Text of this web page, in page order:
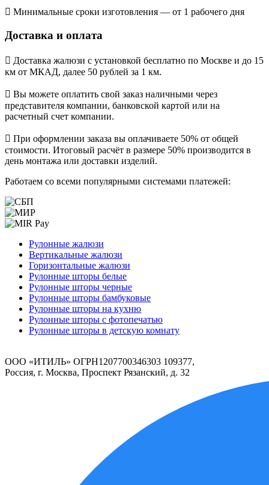
Минимальные сроки изготовления — от 1 рабочего дня
Доставка и оплата
Доставка жалюзи с установкой бесплатно по Москве и до 15
км от МКАД, далее 50 рублей за 1 км.
Вы можете оплатить свой заказ наличными через
представителя компании, банковской картой или на
расчетный счет компании.
При оформлении заказа вы оплачиваете 50% от общей
стоимости. Итоговый расчёт в размере 50% производится в
день монтажа или доставки изделий.
Работаем со всеми популярными системами платежей:
Рулонные жалюзи
Вертикальные жалюзи
Горизонтальные жалюзи
Рулонные шторы белые
Рулонные шторы черные
Рулонные шторы бамбуковые
Рулонные шторы на кухню
Рулонные шторы с фотопечатью
Рулонные шторы в детскую комнату
ООО «ИТИЛЬ» ОГРН1207700346303 109377,
Россия, г. Москва, Проспект Рязанский, д. 32